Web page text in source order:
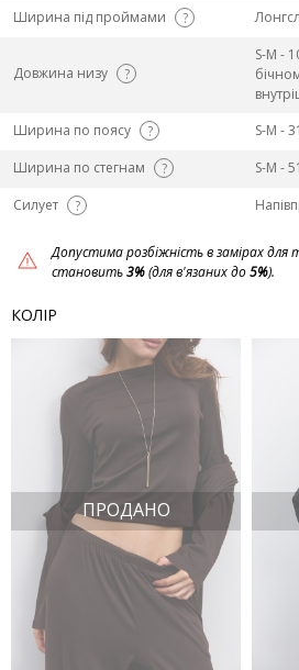
Ширина під проймами
?
Довжина низу ?
S-M -
Ширина по поясу
?
S-M -
Ширина по стегнам
?
S-M -
Силует
?
Допустима розбіжність в замірах для
становить3%(для в'язаних до5%).
КОЛІР
ПРОДАНО